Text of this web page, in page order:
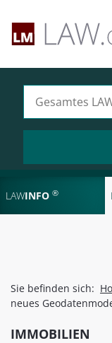
LAWINFO ®
Sie befinden sich:
neues
IMMOBILIEN